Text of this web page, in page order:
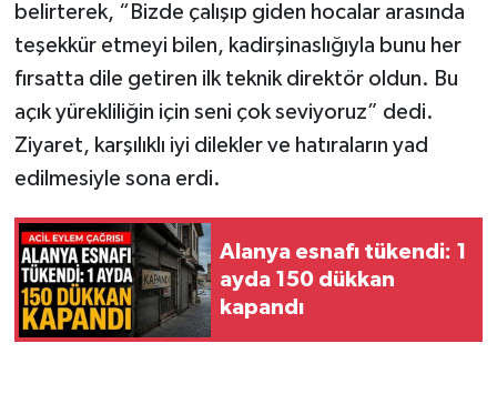
belirterek, “Bizde çalışıp giden hocalar arasında
teşekkür etmeyi bilen, kadirşinaslığıyla bunu her
fırsatta dile getiren ilk teknik direktör oldun. Bu
açık yürekliliğin için seni çok seviyoruz” dedi.
Ziyaret, karşılıklı iyi dilekler ve hatıraların yad
edilmesiyle sona erdi.
Alanya esnafı tükendi: 1
ayda 150 dükkan
kapandı